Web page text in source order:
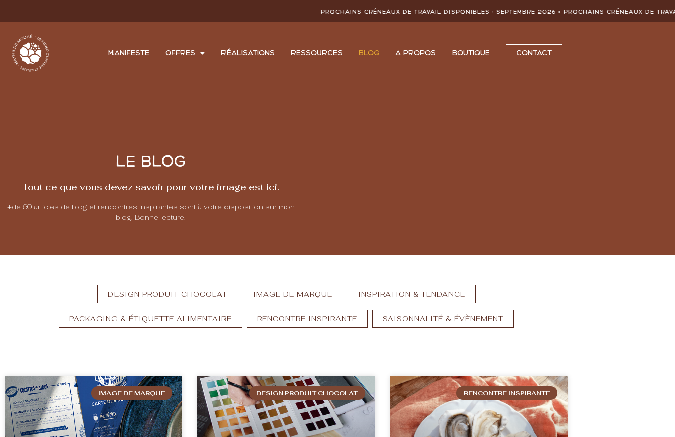
Prochains créneaux de travail disponibles :SEPTEMBRE 2026• Prochains créneaux de travail
MANIFESTE OFFRES RÉALISATIONS RESSOURCES BLOG À PROPOS BOUTIQUE CONTACT
LE BLOG
Tout ce que vous devez savoir pour votre image est ici.
+de 60 articles de blog et rencontres inspirantes sont à votre disposition sur mon
blog. Bonne lecture.
DESIGN PRODUIT CHOCOLAT IMAGE DE MARQUE INSPIRATION & TENDANCE
PACKAGING & ÉTIQUETTE ALIMENTAIRE RENCONTRE INSPIRANTE SAISONNALITÉ & ÉVÈNEMENT
IMAGE DE MARQUE DESIGN PRODUIT CHOCOLAT RENCONTRE INSPIRANTE